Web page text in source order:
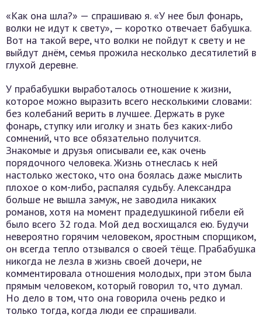
«Как она шла?» — спрашиваю я. «У нее был фонарь,
волки не идут к свету», — коротко отвечает бабушка.
Вот на такой вере, что волки не пойдут к свету и не
выйдут днём, семья прожила несколько десятилетий в
глухой деревне.
У прабабушки выработалось отношение к жизни,
которое можно выразить всего несколькими словами:
без колебаний верить в лучшее. Держать в руке
фонарь, ступку или иголку и знать без каких-либо
сомнений, что все обязательно получится.
Знакомые и друзья описывали ее, как очень
порядочного человека. Жизнь отнеслась к ней
настолько жестоко, что она боялась даже мыслить
плохое о ком-либо, распаляя судьбу. Александра
больше не вышла замуж, не заводила никаких
романов, хотя на момент прадедушкиной гибели ей
было всего 32 года. Мой дед восхищался ею. Будучи
невероятно горячим человеком, яростным спорщиком,
он всегда тепло отзывался о своей тёще. Прабабушка
никогда не лезла в жизнь своей дочери, не
комментировала отношения молодых, при этом была
прямым человеком, который говорил то, что думал.
Но дело в том, что она говорила очень редко и
только тогда, когда люди ее спрашивали.